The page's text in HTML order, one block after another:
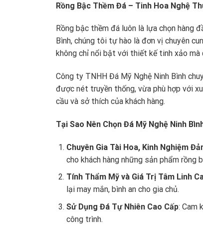
Rồng Bậc Thềm Đá – Tinh Hoa Nghệ
Rồng bậc thềm đá luôn là lựa chọn hàng
Bình, chúng tôi tự hào là đơn vị chuyên
không chỉ nổi bật với thiết kế tinh xảo
Công ty TNHH Đá Mỹ Nghệ Ninh Bình
được nét truyền thống, vừa phù hợp với
cầu và sở thích của khách hàng.
Tại Sao Nên Chọn Đá Mỹ Nghệ Ninh
Chuyên Gia Tài Hoa, Kinh Nghiệm
cho khách hàng những sản phẩm rồng
Tính Thẩm Mỹ và Giá Trị Tâm Linh
lại may mắn, bình an cho gia chủ.
Sử Dụng Đá Tự Nhiên Cao Cấp: Cam
công trình.